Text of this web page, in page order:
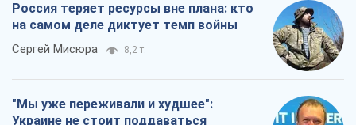
Россия теряет ресурсы вне плана: кто
на самом деле диктует темп войны
Сергей Мисюра 8,2 т.
"Мы уже переживали и худшее":
Украине не стоит поддаваться